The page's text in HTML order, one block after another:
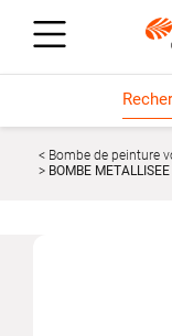
Bombe de peinture
BOMBE